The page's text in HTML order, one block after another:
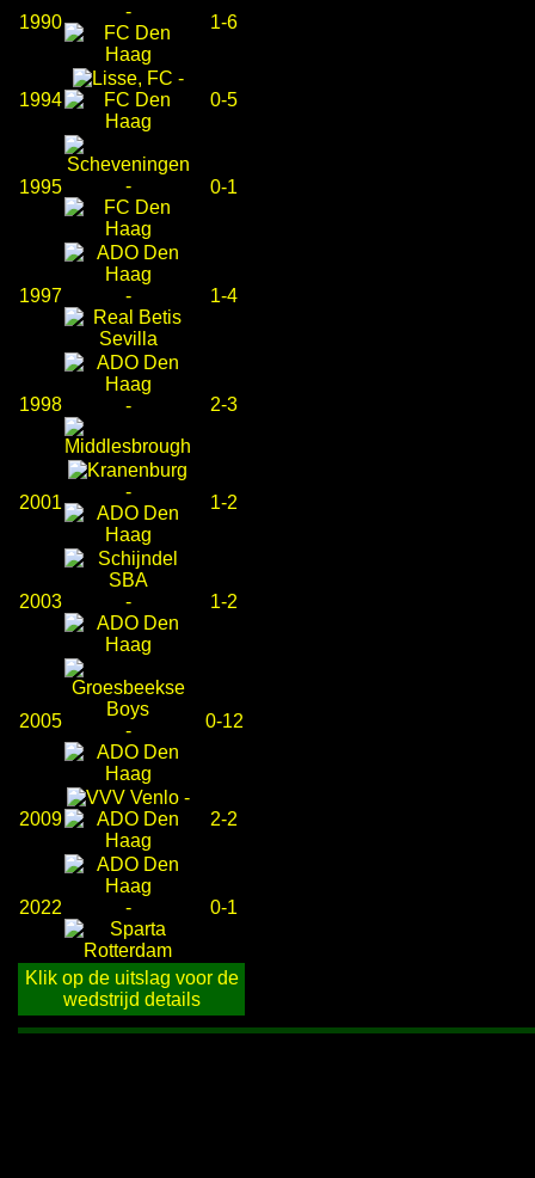
1990
-
1-6
1994
-
0-5
1995 - 0-1
1997 - 1-4
1998 - 2-3
2001
-
1-2
2003 - 1-2
2005 - 0-12
2009
-
2-2
2022 - 0-1
Klik op de uitslag voor de
wedstrijd details